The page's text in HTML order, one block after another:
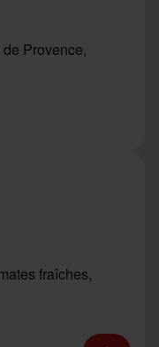
Provence,
fraîches,